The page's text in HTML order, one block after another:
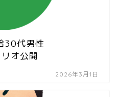
30代男性
オ公開
2026年3月1日